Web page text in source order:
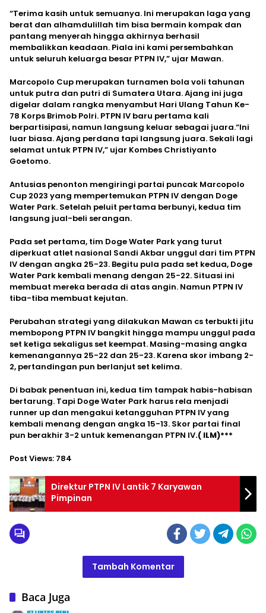
“Terima kasih untuk semuanya. Ini merupakan laga yang
berat dan alhamdulillah tim bisa bermain kompak dan
pantang menyerah hingga akhirnya berhasil
membalikkan keadaan. Piala ini kami persembahkan
untuk seluruh keluarga besar PTPN IV,” ujar Mawan.
Marcopolo Cup merupakan turnamen bola voli tahunan
untuk putra dan putri di Sumatera Utara. Ajang ini juga
digelar dalam rangka menyambut Hari Ulang Tahun Ke-
78 Korps Brimob Polri. PTPN IV baru pertama kali
berpartisipasi, namun langsung keluar sebagai juara.“Ini
luar biasa. Ajang perdana tapi langsung juara. Sekali lagi
selamat untuk PTPN IV,” ujar Kombes Christiyanto
Goetomo.
Antusias penonton mengiringi partai puncak Marcopolo
Cup 2023 yang mempertemukan PTPN IV dengan Doge
Water Park. Setelah peluit pertama berbunyi, kedua tim
langsung jual-beli serangan.
Pada set pertama, tim Doge Water Park yang turut
diperkuat atlet nasional Sandi Akbar unggul dari tim PTPN
IV dengan angka 25-23. Begitu pula pada set kedua, Doge
Water Park kembali menang dengan 25-22. Situasi ini
membuat mereka berada di atas angin. Namun PTPN IV
tiba-tiba membuat kejutan.
Perubahan strategi yang dilakukan Mawan cs terbukti jitu
membopong PTPN IV bangkit hingga mampu unggul pada
set ketiga sekaligus set keempat. Masing-masing angka
kemenangannya 25-22 dan 25-23. Karena skor imbang 2-
2, pertandingan pun berlanjut set kelima.
Di babak penentuan ini, kedua tim tampak habis-habisan
bertarung. Tapi Doge Water Park harus rela menjadi
runner up dan mengakui ketangguhan PTPN IV yang
kembali menang dengan angka 15-13. Skor partai final
pun berakhir 3-2 untuk kemenangan PTPN IV.( ILM)***
Post Views: 784
Direktur PTPN IV Lantik 7 Karyawan
Pimpinan
Tambah Komentar
Baca Juga